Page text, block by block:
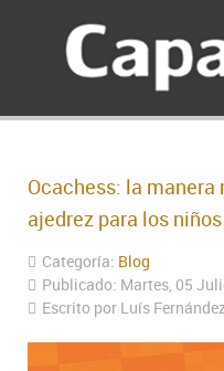
Ocachess: la
ajedrez para los niños
Categoría: Blog
Publicado: Martes, 05
Escrito por Luís